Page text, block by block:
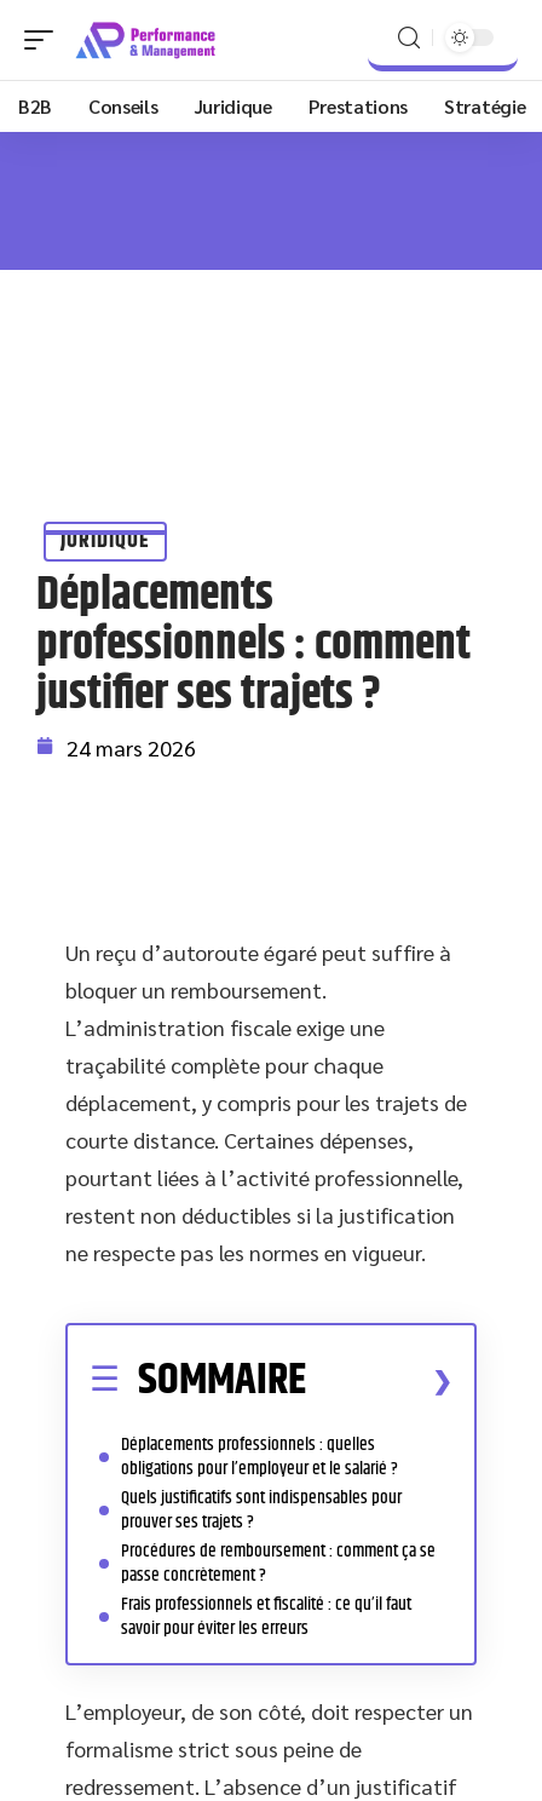
B2B Conseils Juridique Prestations Stratégie
JURIDIQUE
Déplacements
professionnels : comment
justifier ses trajets ?
24 mars 2026
Un reçu d’autoroute égaré peut suffire à
bloquer un remboursement.
L’administration fiscale exige une
traçabilité complète pour chaque
déplacement, y compris pour les trajets de
courte distance. Certaines dépenses,
pourtant liées à l’activité professionnelle,
restent non déductibles si la justification
ne respecte pas les normes en vigueur.
SOMMAIRE
Déplacements professionnels : quelles
obligations pour l’employeur et le salarié ?
Quels justificatifs sont indispensables pour
prouver ses trajets ?
Procédures de remboursement : comment ça se
passe concrètement ?
Frais professionnels et fiscalité : ce qu’il faut
savoir pour éviter les erreurs
L’employeur, de son côté, doit respecter un
formalisme strict sous peine de
redressement. L’absence d’un justificatif